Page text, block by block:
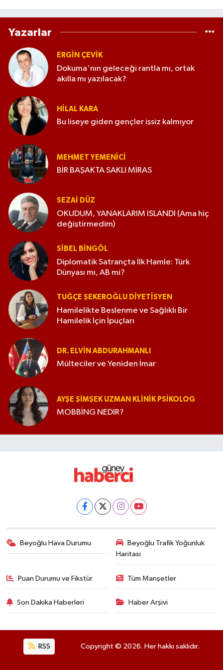
Yazarlar
ERGIN ÇEVİK
Dokuma'nın geleceği rantla mı, ortak
akılla mı yazılacak?
HILAL KARA
Bu liseye giden gençler işsiz kalmıyor
MEHMET YEMENICI
BİR BAŞAKTA SAKLI MİRAS
SEZAI DÜZ
OKUDUM, YANAKLARIM ISLANDI (Ama hiç
değiştirmedim)
SIBEL BINGÖL
Diplomatik Satrançta İlk Hamle: Türk
Dünyası mı, AB mi?
TUĞÇE ŞEKEROĞLU DIYETISYEN
Hamilelikte Beslenme ve Sağlıklı Bir
Hamilelik İçin İpuçları
DR. ELVIN ABDURAHMANLI
Mülteciler ve Yeniden İmar
AYŞE ŞIMŞEK UZMAN KLINIK PSIKOLOG
MOBBİNG NEDİR?
Beyoğlu Hava Durumu
Beyoğlu Trafik Yoğunluk
Haritası
Puan Durumu ve Fikstür Tüm Manşetler
Son Dakika Haberleri Haber Arşivi
RSS Copyright © 2026. Her hakkı saklıdır.